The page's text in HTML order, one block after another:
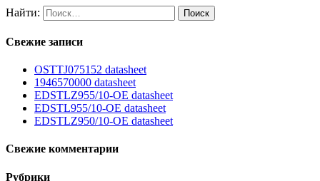
Найти:
Свежие записи
OSTTJ075152 datasheet
1946570000 datasheet
EDSTLZ955/10-OE datasheet
EDSTL955/10-OE datasheet
EDSTLZ950/10-OE datasheet
Свежие комментарии
Рубрики